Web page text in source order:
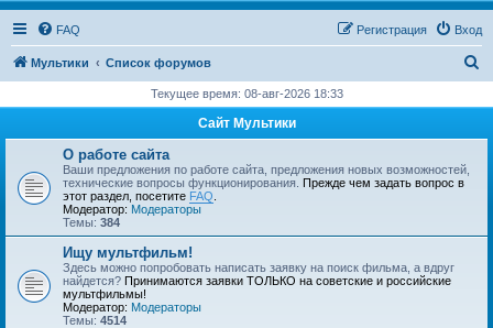
FAQ Вход
Регистрация
Мультики Список форумов
с
Текущее время: 08-авг-2026 18:33
Сайт Мультики
О работе сайта
Ваши предложения по работе сайта, предложения новых возможностей,
технические вопросы функционирования. Прежде чем задать вопрос в
этот раздел, посетите FAQ
Модератор: Модераторы
Темы: 384
Ищу мультфильм!
Здесь можно попробовать написать заявку на поиск фильма, а вдруг
найдется? Принимаются заявки ТОЛЬКО на советские и российские
мультфильмы!
Модератор: Модераторы
Темы: 4514